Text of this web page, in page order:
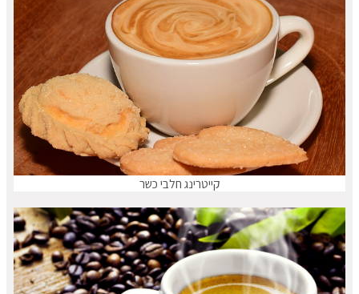
קייטרינג חלבי כשר